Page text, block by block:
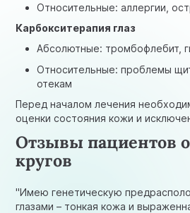
Относительные: аллергии,
Карбокситерапия глаз
Абсолютные: тромбофлебит,
Относительные: проблемы
отекам
Перед началом лечения
оценки состояния кожи и
Отзывы пациентов
кругов
"Имею генетическую
глазами – тонкая кожа и